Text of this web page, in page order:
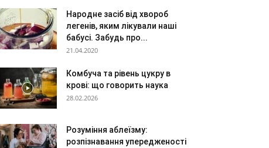
Народне засіб від хвороб
легенів, яким лікували наші
бабусі. Забудь про...
21.04.2020
Комбуча та рівень цукру в
крові: що говорить наука
28.02.2026
Розуміння аблеїзму:
розпізнавання упередженості